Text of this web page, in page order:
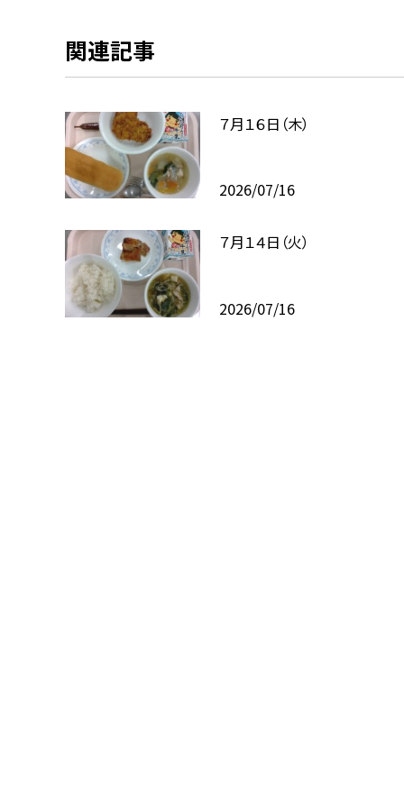
関連記事
７月１６日（木）
2026/07/16
７月１４日（火）
2026/07/16